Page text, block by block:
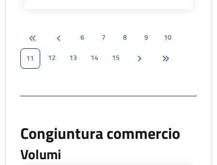
6 7 8 9
10
11
12 13 14 15
Congiuntura commercio
Volumi